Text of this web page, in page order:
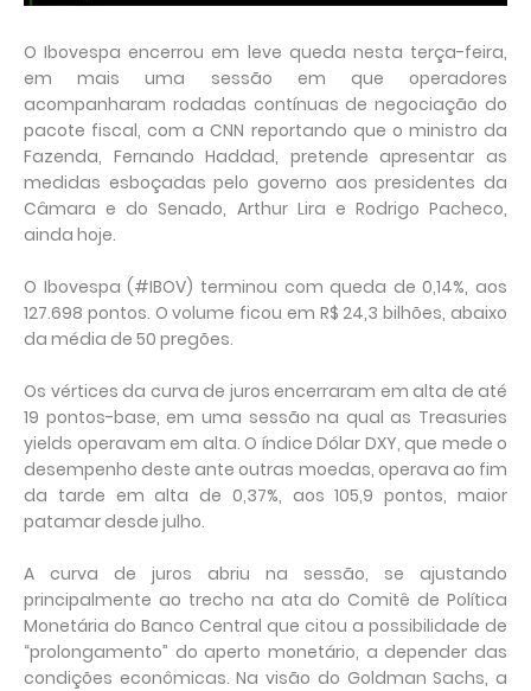
O Ibovespa encerrou em leve queda nesta terça-feira,
em mais uma sessão em que operadores
acompanharam rodadas contínuas de negociação do
pacote fiscal, com a CNN reportando que o ministro da
Fazenda, Fernando Haddad, pretende apresentar as
medidas esboçadas pelo governo aos presidentes da
Câmara e do Senado, Arthur Lira e Rodrigo Pacheco,
ainda hoje.
O Ibovespa (#IBOV) terminou com queda de 0,14%, aos
127.698 pontos. O volume ficou em R$ 24,3 bilhões, abaixo
da média de 50 pregões.
Os vértices da curva de juros encerraram em alta de até
19 pontos-base, em uma sessão na qual as Treasuries
yields operavam em alta. O índice Dólar DXY, que mede o
desempenho deste ante outras moedas, operava ao fim
da tarde em alta de 0,37%, aos 105,9 pontos, maior
patamar desde julho.
A curva de juros abriu na sessão, se ajustando
principalmente ao trecho na ata do Comitê de Política
Monetária do Banco Central que citou a possibilidade de
“prolongamento” do aperto monetário, a depender das
condições econômicas. Na visão do Goldman Sachs, a